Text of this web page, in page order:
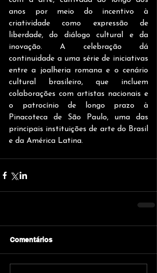
anos por meio do incentivo à
criatividade como expressão de
liberdade, do diálogo cultural e da
inovação. A celebração dá
continuidade a uma série de iniciativas
entre a joalheria romana e o cenário
cultural brasileiro, que incluem
colaborações com artistas nacionais e
o patrocínio de longo prazo à
Pinacoteca de São Paulo, uma das
principais instituições de arte do Brasil
e da América Latina.
Comentários